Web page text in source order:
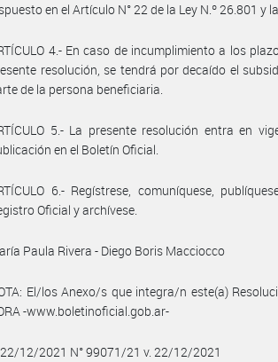
en el Artículo N° 22 de la Ley N.º 26.801 y
4.- En caso de incumplimiento a los
resolución, se tendrá por decaído el
de la persona beneficiaria.
5.- La presente resolución entra en
en el Boletín Oficial.
6.- Regístrese, comuníquese,
Oficial y archívese.
Paula Rivera - Diego Boris Macciocco
El/los Anexo/s que integra/n este(a)
-www.boletinoficial.gob.ar-
12/2021 N° 99071/21 v. 22/12/2021